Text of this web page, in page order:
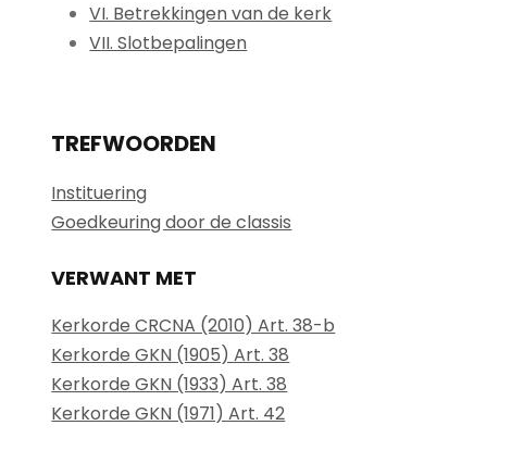
VI. Betrekkingen van de kerk
VII. Slotbepalingen
TREFWOORDEN
Instituering
Goedkeuring door de classis
VERWANT MET
Kerkorde CRCNA (2010) Art. 38-b
Kerkorde GKN (1905) Art. 38
Kerkorde GKN (1933) Art. 38
Kerkorde GKN (1971) Art. 42